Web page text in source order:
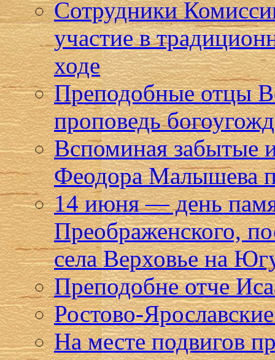
Сотрудники
участие в
ходе
Преподобные отцы
проповедь
Вспоминая забытые
Феодора Малышева
14 июня — день
Преображенского,
села Верховье на
Преподобне отче
Ростово-
На месте подвигов